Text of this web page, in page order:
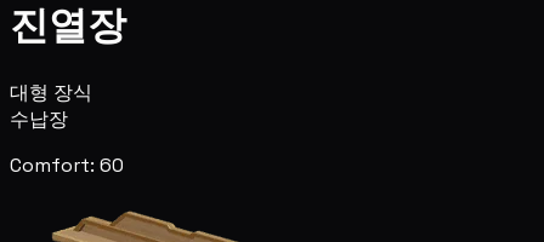
진열장
대형 장식
수납장
Comfort: 60